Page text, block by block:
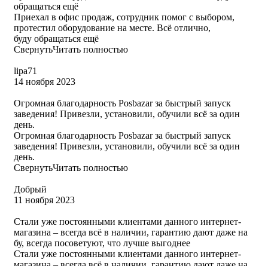
обращаться ещё
Приехал в офис продаж, сотрудник помог с выбором,
протестил оборудование на месте. Всё отлично,
буду обращаться ещё
СвернутьЧитать полностью
​lipa71
14 ноября 2023
Огромная благодарность Posbazar за быстрый запуск
заведения! Привезли, установили, обучили всё за один
день.
Огромная благодарность Posbazar за быстрый запуск
заведения! Привезли, установили, обучили всё за один
день.
СвернутьЧитать полностью
​Добрый
11 ноября 2023
Стали уже постоянными клиентами данного интернет-
магазина – всегда всё в наличии, гарантию дают даже на
бу, всегда посоветуют, что лучше выгоднее
Стали уже постоянными клиентами данного интернет-